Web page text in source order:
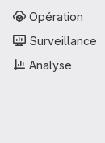
Opération
Surveillance
Analyse